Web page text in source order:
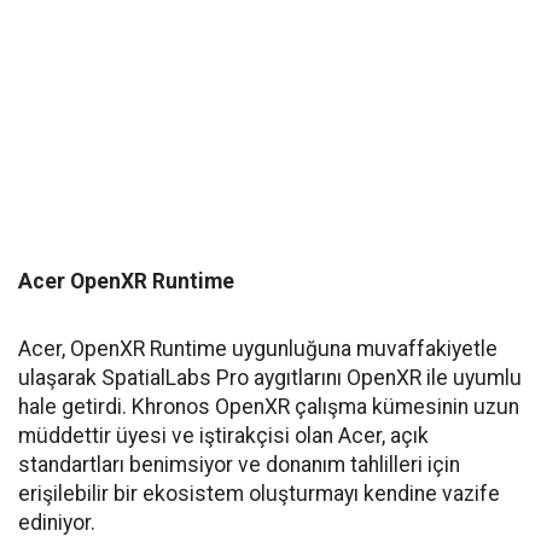
Acer OpenXR Runtime
Acer, OpenXR Runtime uygunluğuna muvaffakiyetle
ulaşarak SpatialLabs Pro aygıtlarını OpenXR ile uyumlu
hale getirdi. Khronos OpenXR çalışma kümesinin uzun
müddettir üyesi ve iştirakçisi olan Acer, açık
standartları benimsiyor ve donanım tahlilleri için
erişilebilir bir ekosistem oluşturmayı kendine vazife
ediniyor.